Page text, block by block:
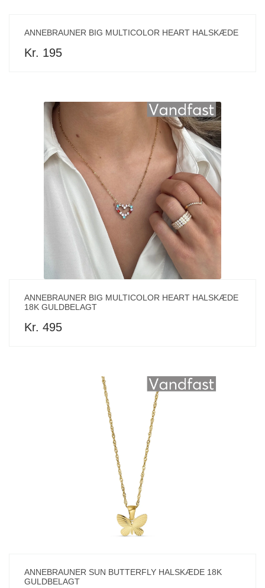
ANNEBRAUNER BIG MULTICOLOR HEART HALSKÆDE
Kr. 195
ANNEBRAUNER BIG MULTICOLOR HEART HALSKÆDE
18K GULDBELAGT
Kr. 495
ANNEBRAUNER SUN BUTTERFLY HALSKÆDE 18K
GULDBELAGT